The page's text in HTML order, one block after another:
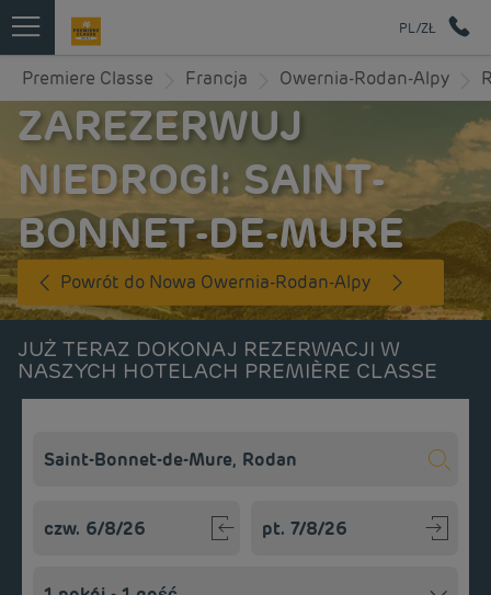
PL/ZŁ
Premiere Classe Francja Owernia-Rodan-Alpy
ZAREZERWUJ
NIEDROGI: SAINT-
BONNET-DE-MURE
Powrót do Nowa Owernia-Rodan-Alpy
JUŻ TERAZ DOKONAJ REZERWACJI W
NASZYCH HOTELACH PREMIÈRE CLASSE